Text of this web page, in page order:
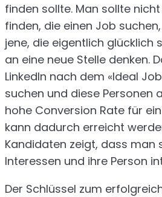
finden sollte. Man sollte
finden, die einen Job
jene, die eigentlich glücklich
an eine neue Stelle denken.
LinkedIn nach dem «Ideal
suchen und diese Personen
hohe Conversion Rate für
kann dadurch erreicht
Kandidaten zeigt, dass man
Interessen und ihre Person
Der Schlüssel zum